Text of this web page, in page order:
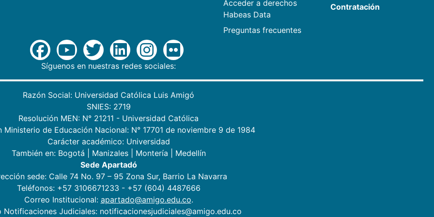
Acceder a derechos
Habeas Data
Preguntas frecuentes
Contratación
Síguenos en nuestras redes sociales:
Razón Social: Universidad Católica Luis Amigó
SNIES: 2719
Resolución MEN: N° 21211 - Universidad Católica
Ministerio de Educación Nacional: N° 17701 de noviembre 9 de 1984
Carácter académico: Universidad
También en: Bogotá Manizales| Montería
Medellín
Sede Apartadó
sede: Calle 74 No. 97 – 95 Zona Sur, Barrio La Navarra
Teléfonos: +57 3106671233 - +57 (604) 4487666
Correo Institucional: apartado@amigo.edu.co.
Notificaciones Judiciales: notificacionesjudiciales@amigo.edu.co